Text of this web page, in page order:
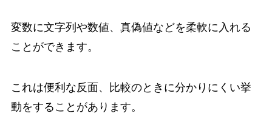
変数に文字列や数値、真偽値などを柔軟に入れる
ことができます。
これは便利な反面、比較のときに分かりにくい挙
動をすることがあります。